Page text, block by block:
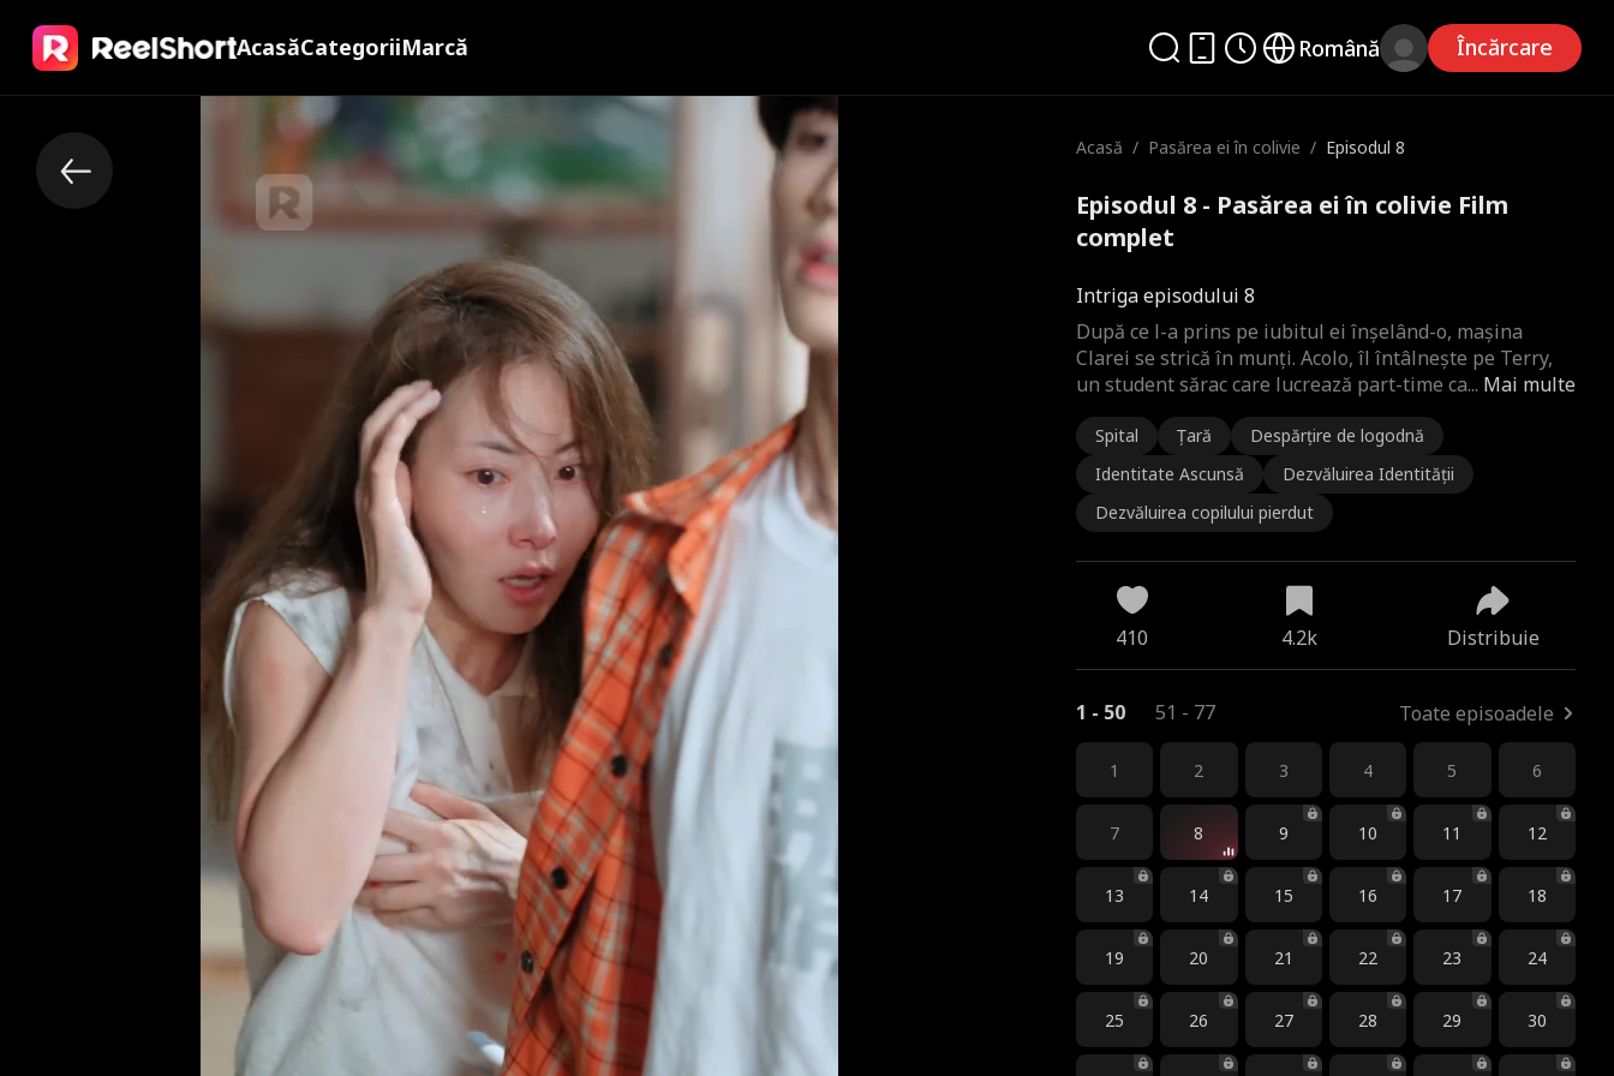
AcasăCategoriiMarcă Română Încărcare
Acasă / Pasărea ei în colivie / Episodul 8
Episodul 8 - Pasărea ei în colivie Film
complet
Intriga episodului 8
Mai multe
După ce l-a prins pe iubitul ei înșelând-o, mașina
Clarei se strică în munți. Acolo, îl întâlnește pe Terry,
un student sărac care lucrează part-time ca...
Spital Țară
Despărțire de logodnă
Identitate Ascunsă
Dezvăluirea Identității
Dezvăluirea copilului pierdut
410 4.2k Distribuie
1 - 50 51 - 77 Toate episoadele
1 2 3 4 5 6
7 8 9 10 11 12
13 14 15 16 17 18
19 20 21 22 23 24
25 26 27 28 29 30